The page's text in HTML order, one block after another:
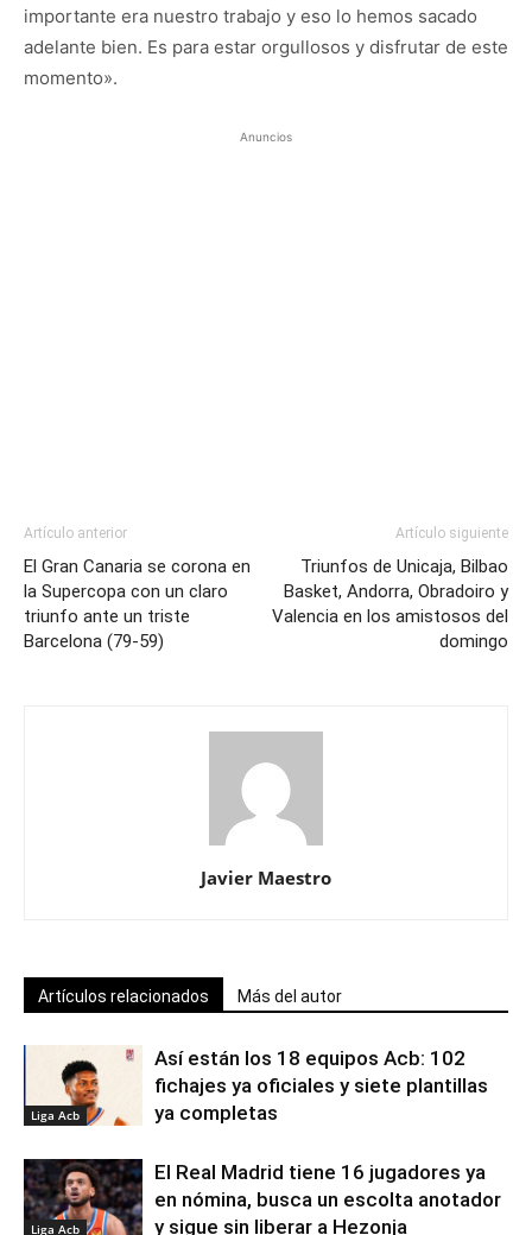
importante era nuestro trabajo y eso lo hemos sacado
adelante bien. Es para estar orgullosos y disfrutar de este
momento».
Anuncios
Artículo anterior
El Gran Canaria se corona en
la Supercopa con un claro
triunfo ante un triste
Barcelona (79-59)
Artículo siguiente
Triunfos de Unicaja, Bilbao
Basket, Andorra, Obradoiro y
Valencia en los amistosos del
domingo
Javier Maestro
Artículos relacionados Más del autor
Liga Acb
Así están los 18 equipos Acb: 102
fichajes ya oficiales y siete plantillas
ya completas
Liga Acb
El Real Madrid tiene 16 jugadores ya
en nómina, busca un escolta anotador
y sigue sin liberar a Hezonja